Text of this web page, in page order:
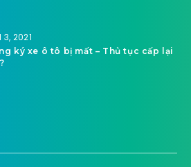
3, 2021
ký xe ô tô bị mất – Thủ tục cấp lại